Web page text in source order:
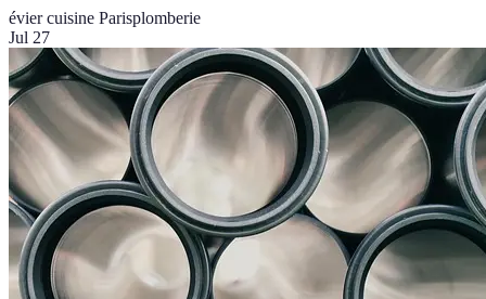
évier cuisine Parisplomberie
Jul 27